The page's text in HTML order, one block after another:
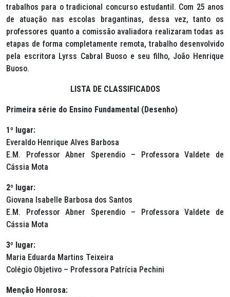
trabalhos para o tradicional concurso estudantil. Com 25 anos
de atuação nas escolas bragantinas, dessa vez, tanto os
professores quanto a comissão avaliadora realizaram todas as
etapas de forma completamente remota, trabalho desenvolvido
pela escritora Lyrss Cabral Buoso e seu filho, João Henrique
Buoso.
LISTA DE CLASSIFICADOS
Primeira série do Ensino Fundamental (Desenho)
1º lugar:
Everaldo Henrique Alves Barbosa
E.M. Professor Abner Sperendio – Professora Valdete de
Cássia Mota
2º lugar:
Giovana Isabelle Barbosa dos Santos
E.M. Professor Abner Sperendio – Professora Valdete de
Cássia Mota
3º lugar:
Maria Eduarda Martins Teixeira
Colégio Objetivo – Professora Patrícia Pechini
Menção Honrosa: